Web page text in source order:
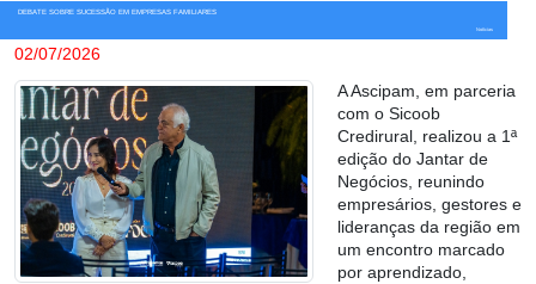
DEBATE SOBRE SUCESSÃO EM EMPRESAS FAMILIARES
Notícias
02/07/2026
A Ascipam, em parceria
com o Sicoob
Credirural, realizou a 1ª
edição do Jantar de
Negócios, reunindo
empresários, gestores e
lideranças da região em
um encontro marcado
por aprendizado,